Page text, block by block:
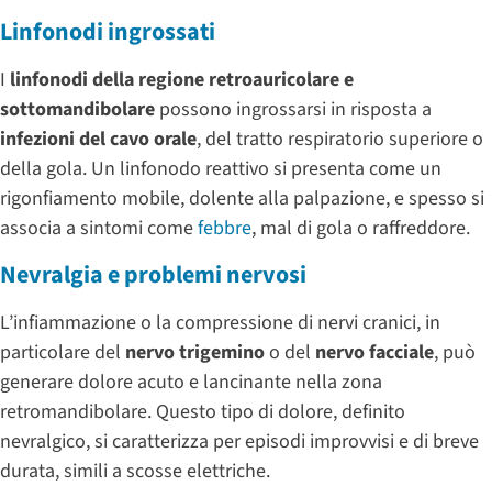
Linfonodi ingrossati
I linfonodi della regione retroauricolare e
sottomandibolare possono ingrossarsi in risposta a
infezioni del cavo orale, del tratto respiratorio superiore o
della gola. Un linfonodo reattivo si presenta come un
rigonfiamento mobile, dolente alla palpazione, e spesso si
associa a sintomi comefebbre, mal di gola o raffreddore.
Nevralgia e problemi nervosi
L’infiammazione o la compressione di nervi cranici, in
particolare del nervo trigeminoo del nervo facciale, può
generare dolore acuto e lancinante nella zona
retromandibolare. Questo tipo di dolore, definito
nevralgico, si caratterizza per episodi improvvisi e di breve
durata, simili a scosse elettriche.